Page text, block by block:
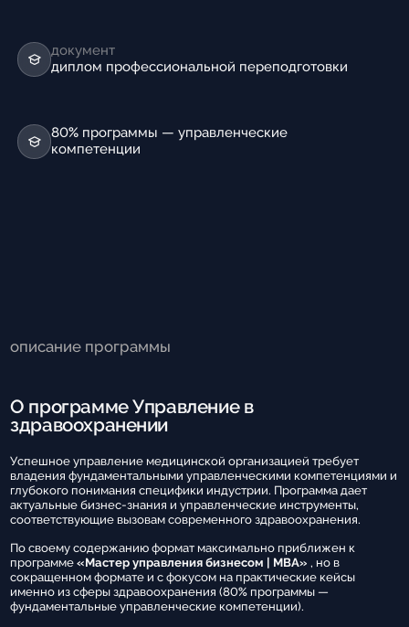
документ
диплом профессиональной переподготовки
80% программы — управленческие
компетенции
описание программы
О программе Управление в
здравоохранении
Успешное управление медицинской организацией требует
владения фундаментальными управленческими компетенциями и
глубокого понимания специфики индустрии. Программа дает
актуальные бизнес-знания и управленческие инструменты,
соответствующие вызовам современного здравоохранения.
По своему содержанию формат максимально приближен к
программе«Мастер управления бизнесом | MBA» , но в
сокращенном формате и с фокусом на практические кейсы
именно из сферы здравоохранения (80% программы —
фундаментальные управленческие компетенции).